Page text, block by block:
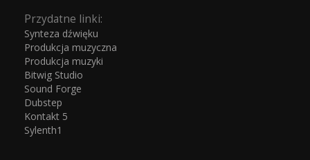
Przydatne linki:
Synteza dźwięku
Produkcja muzyczna
Produkcja muzyki
Bitwig Studio
Sound Forge
Dubstep
Kontakt 5
Sylenth1